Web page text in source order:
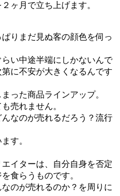
ヶ月で立ち上げます。
りまだ見ぬ客の顔色を伺っ
い中途半端にしかないんで
に不安が大きくなるんです
った商品ラインアップ。
売れません。
なのが売れるだろう？流行
す。
イターは、自分自身を否定
食らうものです。
のが売れるのか？を周りに